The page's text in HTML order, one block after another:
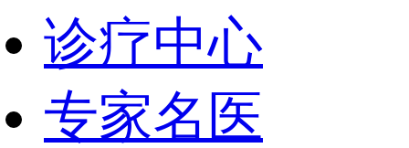
诊疗中心
专家名医